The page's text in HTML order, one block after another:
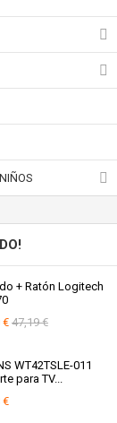
+ Ratón Logitech
€ 47,19 €
WT42TSLE-011
para TV...
€